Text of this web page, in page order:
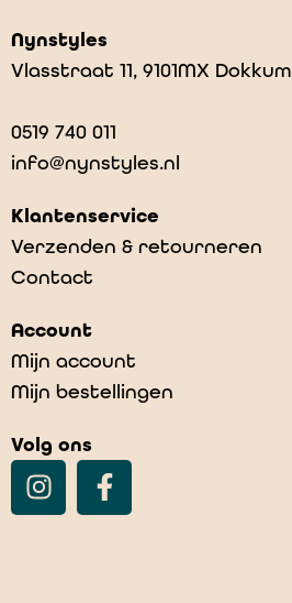
Nynstyles
Vlasstraat 11, 9101MX Dokkum
0519 740 011
info@nynstyles.nl
Klantenservice
Verzenden & retourneren
Contact
Account
Mijn account
Mijn bestellingen
Volg ons